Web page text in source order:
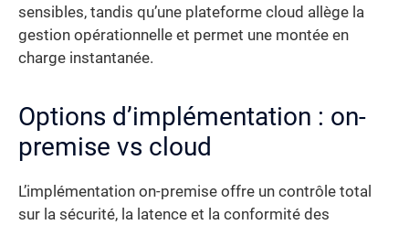
sensibles, tandis qu’une plateforme cloud allège la
gestion opérationnelle et permet une montée en
charge instantanée.
Options d’implémentation : on-
premise vs cloud
L’implémentation on-premise offre un contrôle total
sur la sécurité, la latence et la conformité des